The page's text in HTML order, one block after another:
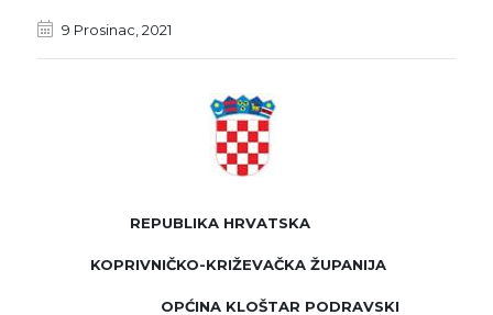
9 Prosinac, 2021
REPUBLIKA HRVATSKA
KOPRIVNIČKO-KRIŽEVAČKA ŽUPANIJA
OPĆINA KLOŠTAR PODRAVSKI